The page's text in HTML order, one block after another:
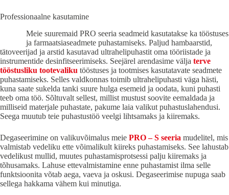
Professionaalne kasutamine
Meie suuremaid PRO seeria seadmeid kasutatakse ka tööstuses
ja farmaatsiaseadmete puhastamiseks. Paljud hambaarstid,
tätoveerijad ja arstid kasutavad ultrahelipuhastit oma tööriistade ja
instrumentide desinfitseerimiseks. Seejärel arendasime välja terve
tööstusliku tootevaliku tööstuses ja tootmises kasutatavate seadmete
puhastamiseks. Selles valdkonnas toimib ultrahelipuhasti väga hästi,
kuna saate sukelda tanki suure hulga esemeid ja oodata, kuni puhasti
teeb oma töö. Sõltuvalt sellest, millist mustust soovite eemaldada ja
milliseid materjale puhastate, pakume laia valikut puhastuslahendusi.
Seega muutub teie puhastustöö veelgi lihtsamaks ja kiiremaks.
Degaseerimine on valikuvõimalus meie PRO – S seeria mudelitel, mis
valmistab vedeliku ette võimalikult kiireks puhastamiseks. See lahustab
vedelikust mullid, muutes puhastamisprotsessi palju kiiremaks ja
tõhusamaks. Lahuse ettevalmistamine enne puhastamist ilma selle
funktsioonita võtab aega, vaeva ja oskusi. Degaseerimise nupuga saab
sellega hakkama vähem kui minutiga.